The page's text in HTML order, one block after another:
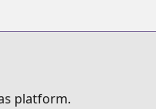
platform.